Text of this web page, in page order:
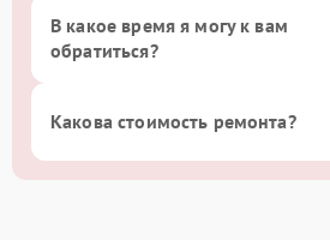
В какое время я могу к вам
обратиться?
Какова стоимость ремонта?